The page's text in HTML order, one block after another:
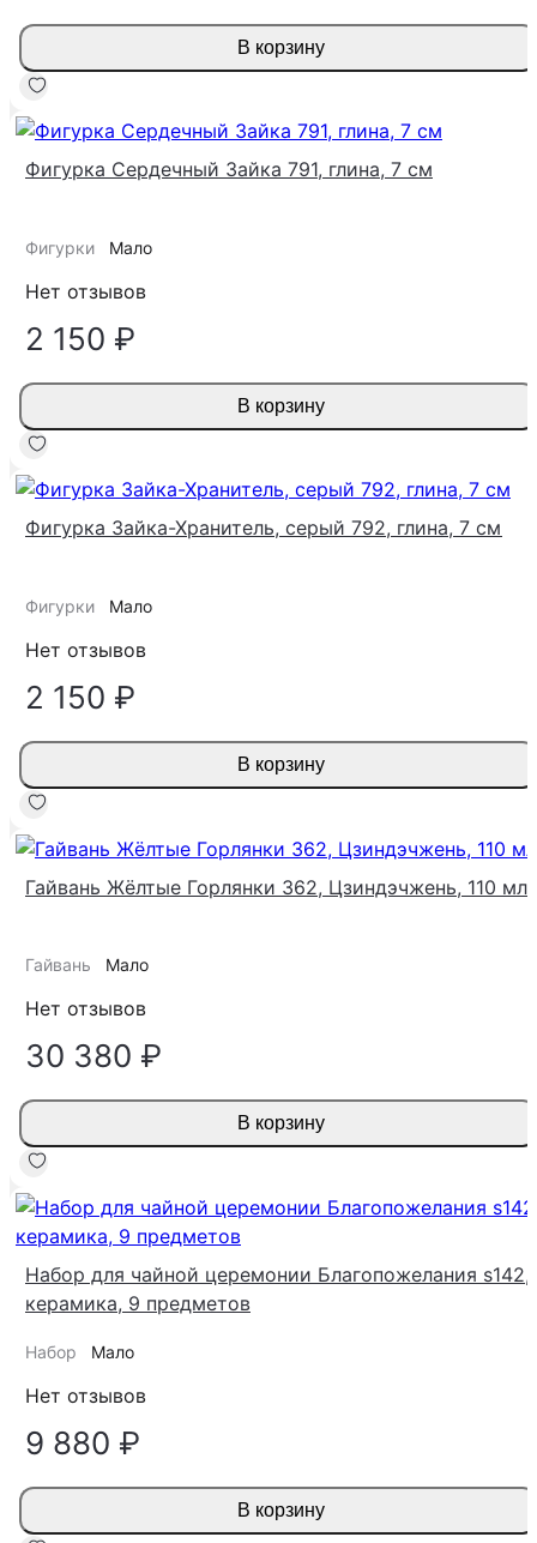
В корзину
Фигурка Сердечный Зайка 791, глина, 7 см
Фигурки Мало
Нет отзывов
2 150 ₽
В корзину
Фигурка Зайка-Хранитель, серый 792, глина, 7 см
Фигурки Мало
Нет отзывов
2 150 ₽
В корзину
Гайвань Жёлтые Горлянки 362, Цзиндэчжень, 110 мл
Гайвань Мало
Нет отзывов
30 380 ₽
В корзину
Набор для чайной церемонии Благопожелания s142,
керамика, 9 предметов
Набор Мало
Нет отзывов
9 880 ₽
В корзину